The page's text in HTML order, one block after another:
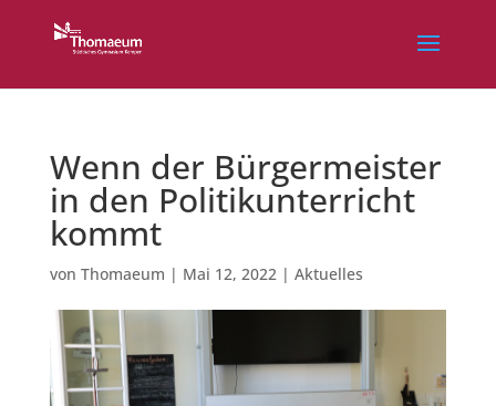
Wenn der Bürgermeister
in den Politikunterricht
kommt
von Thomaeum | Mai 12, 2022| Aktuelles